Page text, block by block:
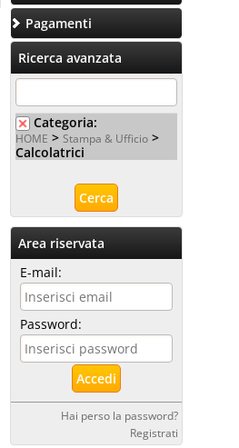
Pagamenti
Ricerca avanzata
Categoria:
HOME > Stampa & Ufficio >
Calcolatrici
Area riservata
E-mail:
Password:
Hai perso la password?
Registrati